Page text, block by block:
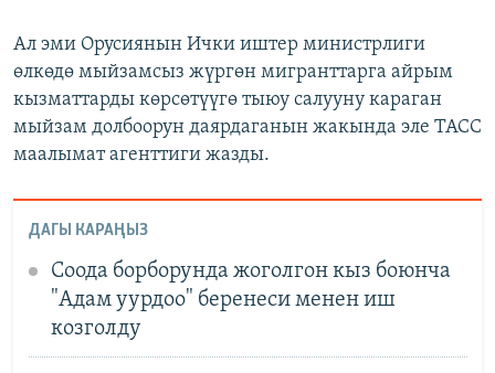
Ал эми Орусиянын Ички иштер министрлиги
өлкөдө мыйзамсыз жүргөн мигранттарга айрым
кызматтарды көрсөтүүгө тыюу салууну караган
мыйзам долбоорун даярдаганын жакында эле ТАСС
маалымат агенттиги жазды.
ДАГЫ КАРАҢЫЗ
Соода борборунда жоголгон кыз боюнча
"Адам уурдоо" беренеси менен иш
козголду